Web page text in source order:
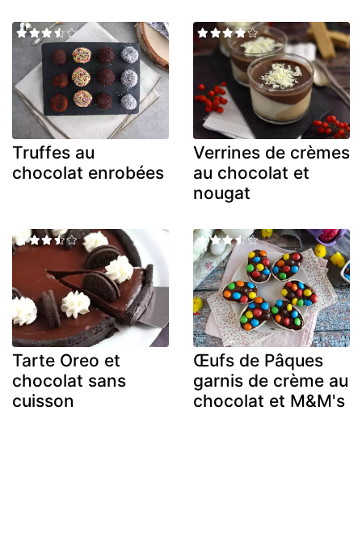
Truffes au
chocolat enrobées
Verrines de crèmes
au chocolat et
nougat
Tarte Oreo et
chocolat sans
cuisson
Œufs de Pâques
garnis de crème au
chocolat et M&M's